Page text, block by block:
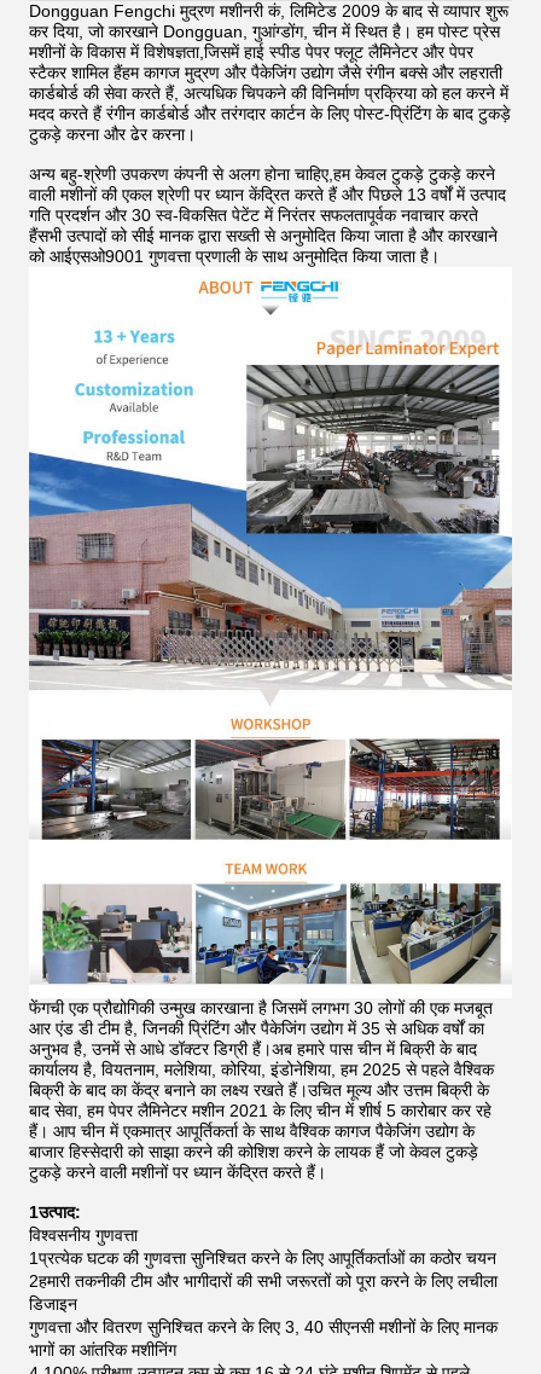
Dongguan Fengchi मुद्रण मशीनरी कं, लिमिटेड 2009 के बाद से व्यापार शुरू
कर दिया, जो कारखाने Dongguan, गुआंग्डोंग, चीन में स्थित है। हम पोस्ट प्रेस
मशीनों के विकास में विशेषज्ञता,जिसमें हाई स्पीड पेपर फ्लूट लैमिनेटर और पेपर
स्टैकर शामिल हैंहम कागज मुद्रण और पैकेजिंग उद्योग जैसे रंगीन बक्से और लहराती
कार्डबोर्ड की सेवा करते हैं, अत्यधिक चिपकने की विनिर्माण प्रक्रिया को हल करने में
मदद करते हैं रंगीन कार्डबोर्ड और तरंगदार कार्टन के लिए पोस्ट-प्रिंटिंग के बाद टुकड़े
टुकड़े करना और ढेर करना।
अन्य बहु-श्रेणी उपकरण कंपनी से अलग होना चाहिए,हम केवल टुकड़े टुकड़े करने
वाली मशीनों की एकल श्रेणी पर ध्यान केंद्रित करते हैं और पिछले 13 वर्षों में उत्पाद
गति प्रदर्शन और 30 स्व-विकसित पेटेंट में निरंतर सफलतापूर्वक नवाचार करते
हैंसभी उत्पादों को सीई मानक द्वारा सख्ती से अनुमोदित किया जाता है और कारखाने
को आईएसओ9001 गुणवत्ता प्रणाली के साथ अनुमोदित किया जाता है।
फेंगची एक प्रौद्योगिकी उन्मुख कारखाना है जिसमें लगभग 30 लोगों की एक मजबूत
आर एंड डी टीम है, जिनकी प्रिंटिंग और पैकेजिंग उद्योग में 35 से अधिक वर्षों का
अनुभव है, उनमें से आधे डॉक्टर डिग्री हैं।अब हमारे पास चीन में बिक्री के बाद
कार्यालय है, वियतनाम, मलेशिया, कोरिया, इंडोनेशिया, हम 2025 से पहले वैश्विक
बिक्री के बाद का केंद्र बनाने का लक्ष्य रखते हैं।उचित मूल्य और उत्तम बिक्री के
बाद सेवा, हम पेपर लैमिनेटर मशीन 2021 के लिए चीन में शीर्ष 5 कारोबार कर रहे
हैं। आप चीन में एकमात्र आपूर्तिकर्ता के साथ वैश्विक कागज पैकेजिंग उद्योग के
बाजार हिस्सेदारी को साझा करने की कोशिश करने के लायक हैं जो केवल टुकड़े
टुकड़े करने वाली मशीनों पर ध्यान केंद्रित करते हैं।
1उत्पाद:
विश्वसनीय गुणवत्ता
1प्रत्येक घटक की गुणवत्ता सुनिश्चित करने के लिए आपूर्तिकर्ताओं का कठोर चयन
2हमारी तकनीकी टीम और भागीदारों की सभी जरूरतों को पूरा करने के लिए लचीला
डिजाइन
गुणवत्ता और वितरण सुनिश्चित करने के लिए 3, 40 सीएनसी मशीनों के लिए मानक
भागों का आंतरिक मशीनिंग